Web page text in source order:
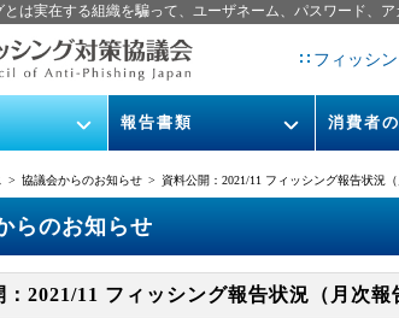
とは実在する組織を騙って、ユーザネーム、パスワード、
フィッシ
知らせ
報告書類
ガイドライン
フィッシングレポート
協議会WG報告書
消費者
フィッシ
マンガで
> 協議会からのお知らせ > 資料公開：2021/11 フィッシング報告状況
らのお知らせ
：2021/11 フィッシング報告状況（月次